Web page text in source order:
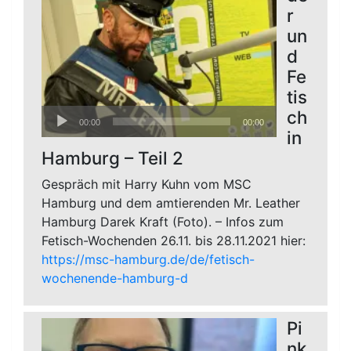
Audio-
Player
00:00 00:00
r
un
d
Fe
tis
ch
in
Hamburg – Teil 2
Gespräch mit Harry Kuhn vom MSC
Hamburg und dem amtierenden Mr. Leather
Hamburg Darek Kraft (Foto). – Infos zum
Fetisch-Wochenden 26.11. bis 28.11.2021 hier:
https://msc-hamburg.de/de/fetisch-
wochenende-hamburg-d
Pi